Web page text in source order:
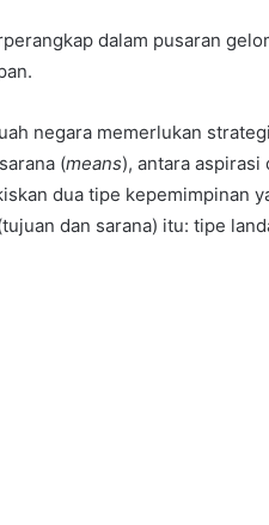
dalam pusaran
negara memerlukan
(means), antara aspirasi
dua tipe kepemimpinan
dan sarana) itu: tipe